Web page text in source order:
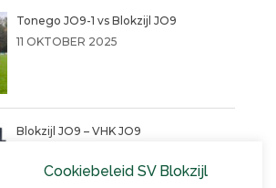
Tonego JO9-1 vs Blokzijl JO9
11 OKTOBER 2025
Blokzijl JO9 – VHK JO9
Cookiebeleid SV Blokzijl